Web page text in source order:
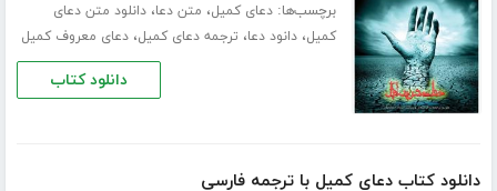
برچسب‌ها:دعای کمیل، متن دعا،دانلود متن دعای
کمیل،دانود دعا، ترجمه دعای کمیل،دعای معروف کمیل
دانلود کتاب
دانلود کتاب دعای کمیل با ترجمه فارسی